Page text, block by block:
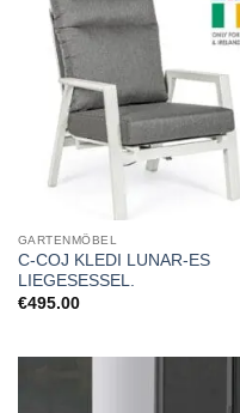
GARTENMÖBEL
C-COJ KLEDI LUNAR-ES
LIEGESESSEL.
€495.00